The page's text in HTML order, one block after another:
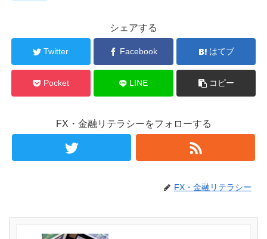
シェアする
Twitter Facebook はてブ
Pocket LINE コピー
FX・金融リテラシーをフォローする
FX・金融リテラシー